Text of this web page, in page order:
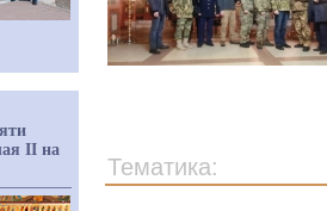
Тематика:
II на